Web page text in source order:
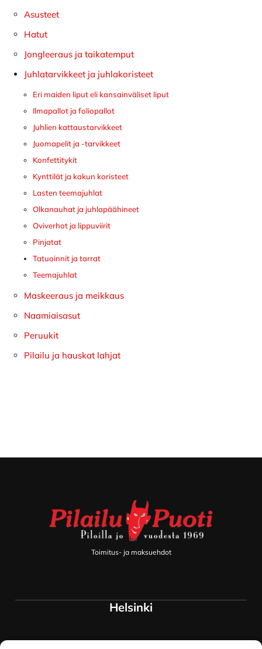
sivupalkki
Asusteet
Hatut
Jongleeraus ja taikatemput
Juhlatarvikkeet ja juhlakoristeet
Eri maiden liput eli kansainväliset liput
Ilmapallot ja foliopallot
Juhlien kattaustarvikkeet
Juomapelit ja -tarvikkeet
Konfettitykit
Kynttilät ja kakun koristeet
Lasten teemajuhlat
Olkanauhat ja juhlapäähineet
Oviverhot ja lippuviirit
Pinjatat
Tatuoinnit ja tarrat
Teemajuhlat
Maskeeraus ja meikkaus
Naamiaisasut
Peruukit
Pilailu ja hauskat lahjat
Toimitus- ja maksuehdot
Helsinki